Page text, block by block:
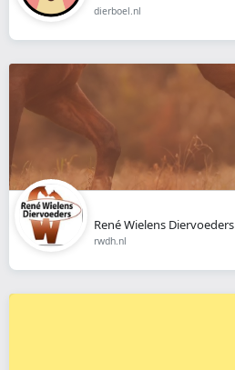
dierboel.nl
René Wielens Diervoeders
rwdh.nl